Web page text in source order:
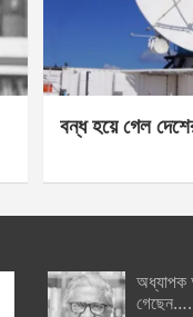
বন্ধ হয়ে গেল
অধ্যাপক
গেছেন….